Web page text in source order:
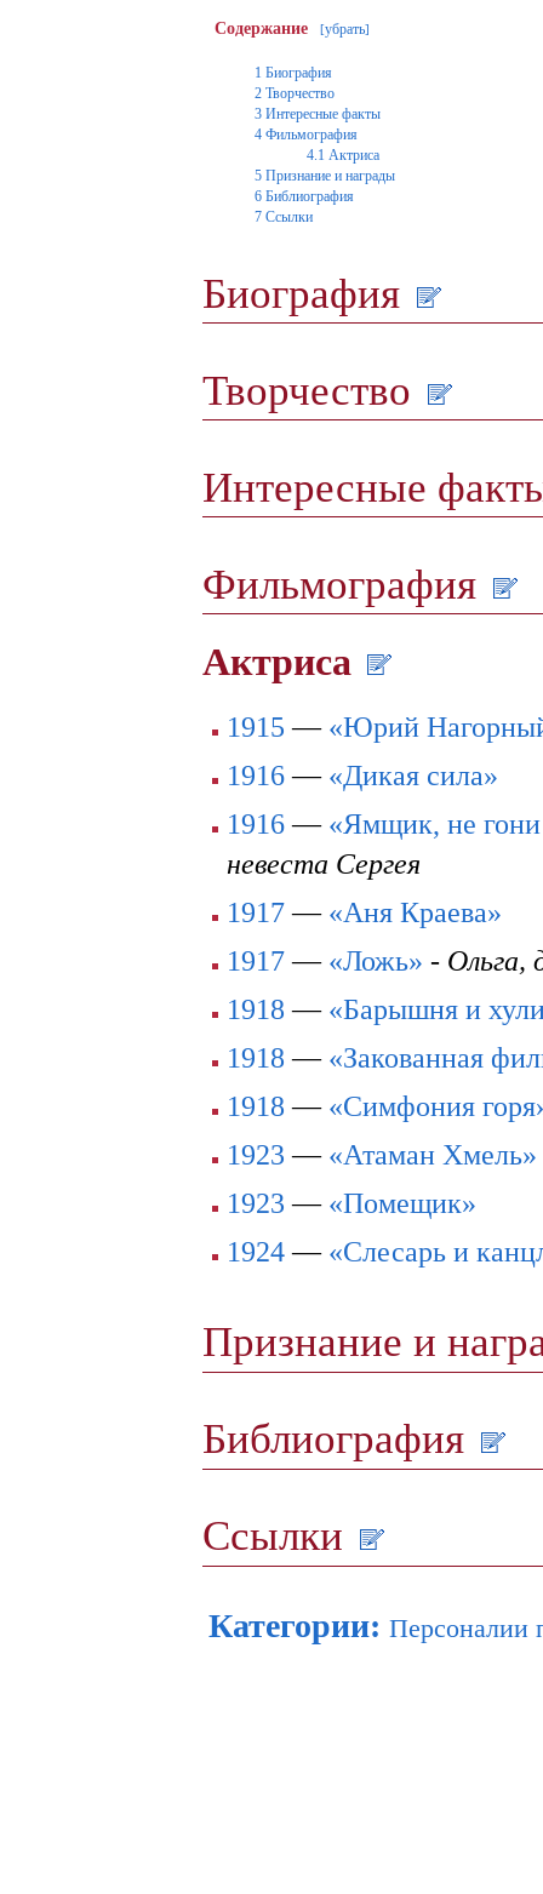
Содержание [убрать]
1 Биография
2 Творчество
3 Интересные факты
4 Фильмография
4.1 Актриса
5 Признание и награды
6 Библиография
7 Ссылки
Биография
Творчество
Интересные
Фильмография
Актриса
1915 — «Юрий
1916— «Дикая сила»
1916— «Ямщик, не
невеста Сергея
1917— «Аня Краева»
1917— «Ложь» - Ольга,
1918 — «Барышня и
1918 — «Закованная
1918 — «Симфония
1923 — «Атаман Хмель»
1923 — «Помещик»
1924— «Слесарь и
Признание и
Библиография
Ссылки
Категории: Персоналии